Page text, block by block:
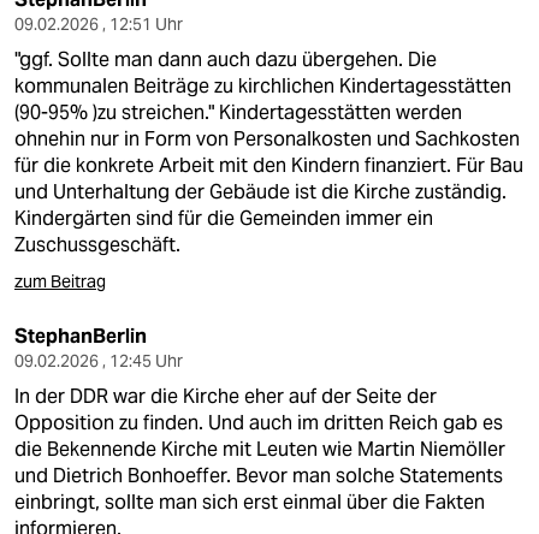
09.02.2026 , 12:51 Uhr
"ggf. Sollte man dann auch dazu übergehen. Die
kommunalen Beiträge zu kirchlichen Kindertagesstätten
(90-95% )zu streichen." Kindertagesstätten werden
ohnehin nur in Form von Personalkosten und Sachkosten
für die konkrete Arbeit mit den Kindern finanziert. Für Bau
und Unterhaltung der Gebäude ist die Kirche zuständig.
Kindergärten sind für die Gemeinden immer ein
Zuschussgeschäft.
zum Beitrag
StephanBerlin
09.02.2026 , 12:45 Uhr
In der DDR war die Kirche eher auf der Seite der
Opposition zu finden. Und auch im dritten Reich gab es
die Bekennende Kirche mit Leuten wie Martin Niemöller
und Dietrich Bonhoeffer. Bevor man solche Statements
einbringt, sollte man sich erst einmal über die Fakten
informieren.